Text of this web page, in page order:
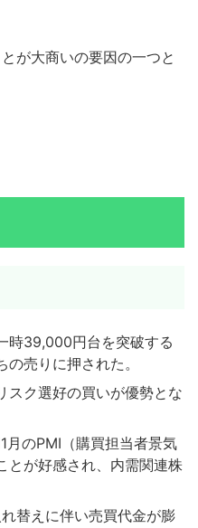
が大商いの要因の一つと
時39,000円台を突破する
売りに押された。
スク選好の買いが優勢とな
月のPMI（購買担当者景気
とが好感され、内需関連株
替えに伴い売買代金が膨